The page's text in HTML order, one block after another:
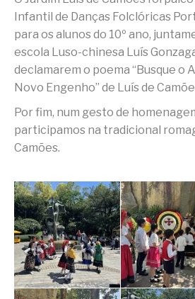
Infantil de Danças Folclóricas
para os alunos do 10º ano,
escola Luso-chinesa Luís
declamarem o poema “Busque o
Novo Engenho” de Luís de
Por fim, num gesto de
participamos na tradicional
Camões.